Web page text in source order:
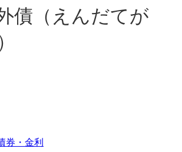
債（えんだてが
券・金利